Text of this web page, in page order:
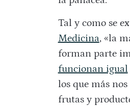
Tal y como se
Medicina, «la
forman parte
funcionan igual
los que más
frutas y